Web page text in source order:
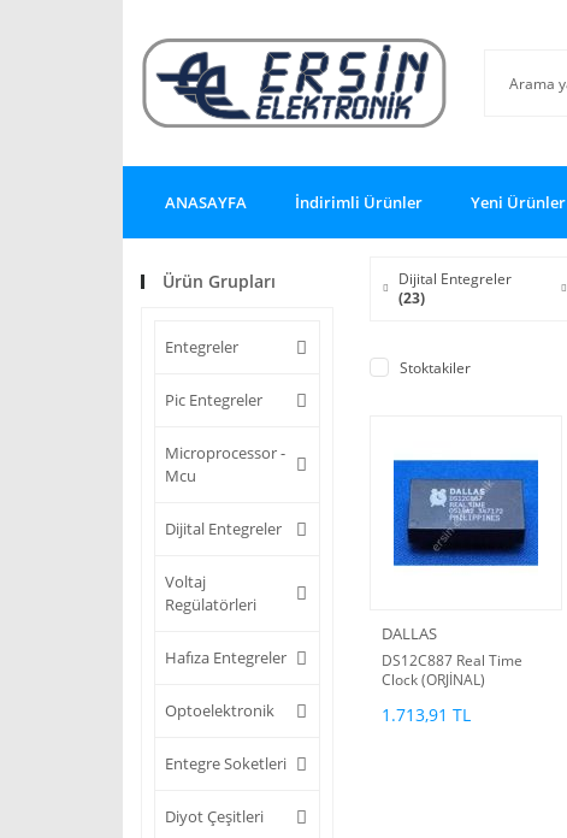
ANASAYFA İndirimli Ürünler Yeni Ürünler
Ürün Grupları
Entegreler
Pic Entegreler
Microprocessor -
Mcu
Dijital Entegreler
Voltaj
Regülatörleri
Hafıza Entegreler
Optoelektronik
Entegre Soketleri
Diyot Çeşitleri
Dijital Entegreler
(23)
Stoktakiler
DALLAS
DS12C887 Real Time
Clock (ORJİNAL)
1.713,91 TL